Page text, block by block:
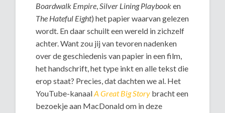
Boardwalk Empire,Silver Lining Playbooken
The Hateful Eight) het papier waarvan gelezen
wordt. En daar schuilt een wereld in zichzelf
achter. Want zou jij van tevoren nadenken
over de geschiedenis van papier in een film,
het handschrift, het type inkt en alle tekst die
erop staat? Precies, dat dachten we al. Het
YouTube-kanaalA Great Big Story bracht een
bezoekje aan MacDonald om in deze